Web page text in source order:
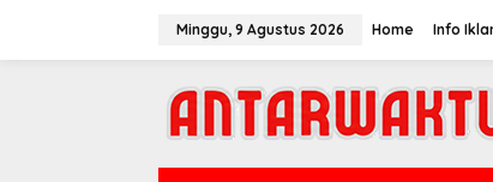
Minggu, 9 Agustus 2026 Home Info